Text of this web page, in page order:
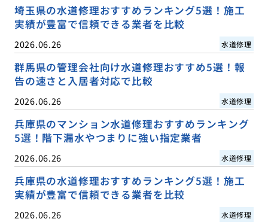
埼玉県の水道修理おすすめランキング5選！施工
実績が豊富で信頼できる業者を比較
2026.06.26 水道修理
群馬県の管理会社向け水道修理おすすめ5選！報
告の速さと入居者対応で比較
2026.06.26 水道修理
兵庫県のマンション水道修理おすすめランキング
5選！階下漏水やつまりに強い指定業者
2026.06.26 水道修理
兵庫県の水道修理おすすめランキング5選！施工
実績が豊富で信頼できる業者を比較
2026.06.26 水道修理